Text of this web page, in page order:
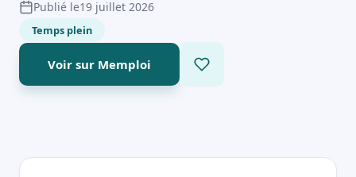
Publié le19 juillet 2026
Temps plein
Voir sur Memploi